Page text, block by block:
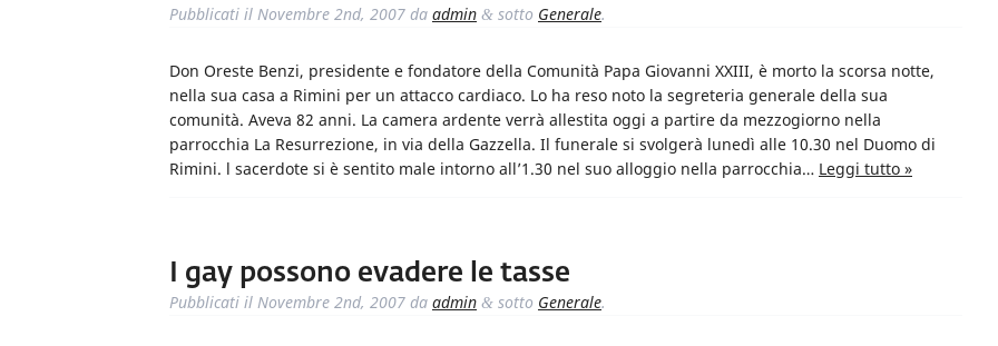
Pubblicati il Novembre 2nd, 2007 da admin & sotto Generale.
Don Oreste Benzi, presidente e fondatore della Comunità Papa Giovanni XXIII, è morto la scorsa notte,
nella sua casa a Rimini per un attacco cardiaco. Lo ha reso noto la segreteria generale della sua
comunità. Aveva 82 anni. La camera ardente verrà allestita oggi a partire da mezzogiorno nella
parrocchia La Resurrezione, in via della Gazzella. Il funerale si svolgerà lunedì alle 10.30 nel Duomo di
Rimini. l sacerdote si è sentito male intorno all’1.30 nel suo alloggio nella parrocchia… Leggi tutto »
I gay possono evadere le tasse
Pubblicati il Novembre 2nd, 2007 da admin & sotto Generale.